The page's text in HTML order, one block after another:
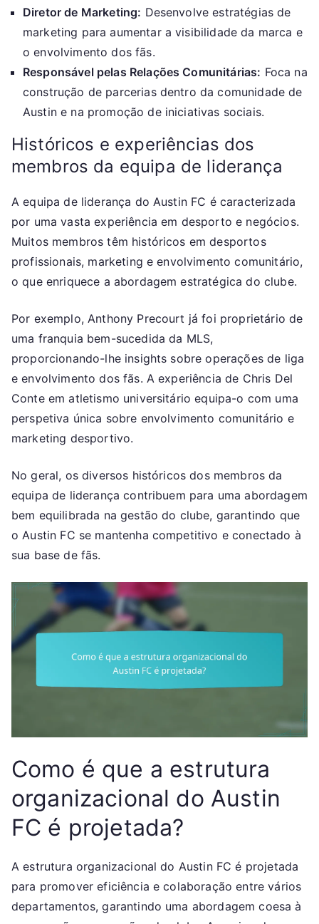
Diretor de Marketing: Desenvolve estratégias de
marketing para aumentar a visibilidade da marca e
o envolvimento dos fãs.
Responsável pelas Relações Comunitárias: Foca na
construção de parcerias dentro da comunidade de
Austin e na promoção de iniciativas sociais.
Históricos e experiências dos
membros da equipa de liderança
A equipa de liderança do Austin FC é caracterizada
por uma vasta experiência em desporto e negócios.
Muitos membros têm históricos em desportos
profissionais, marketing e envolvimento comunitário,
o que enriquece a abordagem estratégica do clube.
Por exemplo, Anthony Precourt já foi proprietário de
uma franquia bem-sucedida da MLS,
proporcionando-lhe insights sobre operações de liga
e envolvimento dos fãs. A experiência de Chris Del
Conte em atletismo universitário equipa-o com uma
perspetiva única sobre envolvimento comunitário e
marketing desportivo.
No geral, os diversos históricos dos membros da
equipa de liderança contribuem para uma abordagem
bem equilibrada na gestão do clube, garantindo que
o Austin FC se mantenha competitivo e conectado à
sua base de fãs.
Como é que a estrutura
organizacional do Austin
FC é projetada?
A estrutura organizacional do Austin FC é projetada
para promover eficiência e colaboração entre vários
departamentos, garantindo uma abordagem coesa à